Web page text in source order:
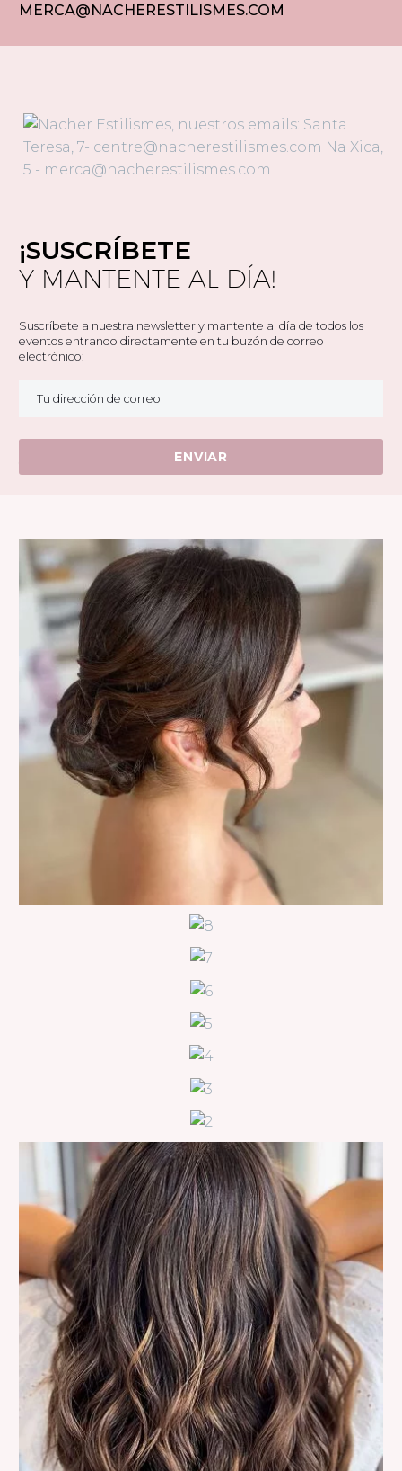
MERCA@NACHERESTILISMES.COM
¡SUSCRÍBETE
Y MANTENTE AL DÍA!
Suscríbete a nuestra newsletter y mantente al día de todos los
eventos entrando directamente en tu buzón de correo
electrónico:
* La información personal estará encriptada